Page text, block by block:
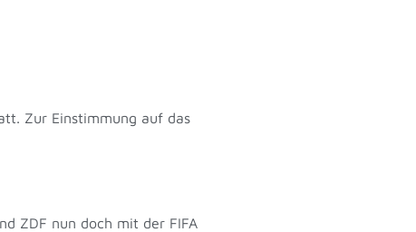
Zur Einstimmung auf das
ZDF nun doch mit der FIFA